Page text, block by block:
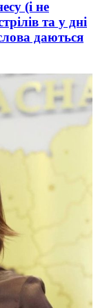
(і не
та у дні
даються